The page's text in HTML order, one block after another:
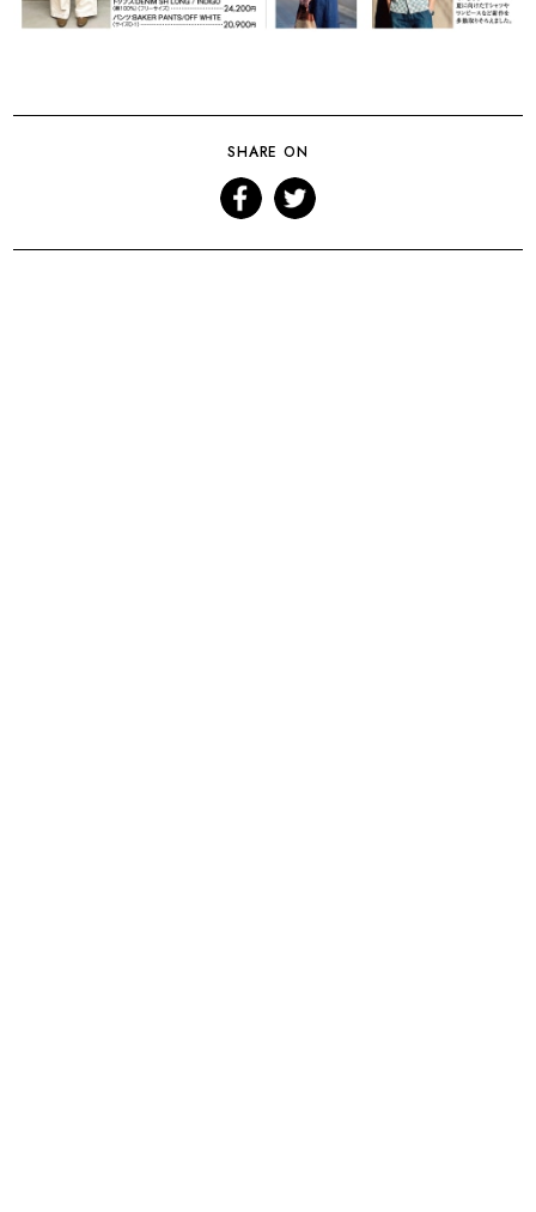
SHARE ON